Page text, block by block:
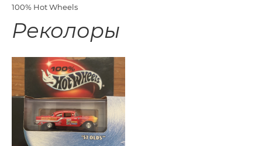
100% Hot Wheels
Реколоры